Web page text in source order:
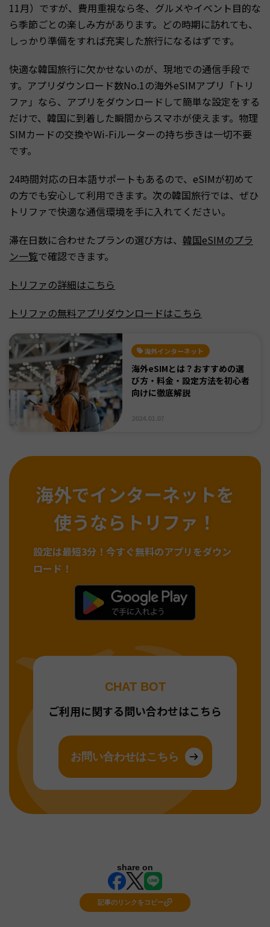
11月）ですが、費用重視なら冬、グルメやイベント目的な
ら季節ごとの楽しみ方があります。どの時期に訪れても、
しっかり準備をすれば充実した旅行になるはずです。
快適な韓国旅行に欠かせないのが、現地での通信手段で
す。アプリダウンロード数No.1の海外eSIMアプリ「トリ
ファ」なら、アプリをダウンロードして簡単な設定をする
だけで、韓国に到着した瞬間からスマホが使えます。物理
SIMカードの交換やWi-Fiルーターの持ち歩きは一切不要
です。
24時間対応の日本語サポートもあるので、eSIMが初めて
の方でも安心して利用できます。次の韓国旅行では、ぜひ
トリファで快適な通信環境を手に入れてください。
滞在日数に合わせたプランの選び方は、 韓国eSIMのプラ
ン一覧で確認できます。
トリファの詳細はこちら
トリファの無料アプリダウンロードはこちら
海外インターネット
海外eSIMとは？おすすめの選
び方・料金・設定方法を初心者
向けに徹底解説
海外でインターネットを
使うならトリファ！
設定は最短3分！ 今すぐ無料のアプリをダウン
ロード！
CHAT BOT
ご利用に関する問い合わせはこちら
お問い合わせはこちら
share on
記事のリンクをコピー